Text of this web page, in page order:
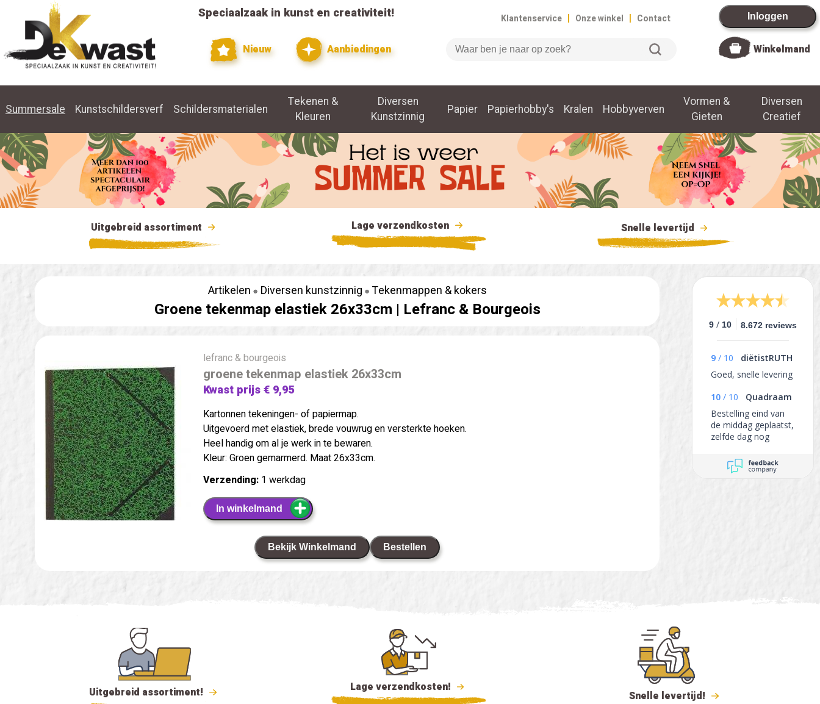
Speciaalzaak in kunst en creativiteit!
Nieuw Aanbiedingen
Klantenservice | Onze winkel | Contact
Zoeken
Inloggen
Winkelmand
Summersale Kunstschildersverf Schildersmaterialen
Tekenen &
Kleuren
Diversen
Kunstzinnig
Papier Papierhobby's Kralen Hobbyverven
Vormen &
Gieten
Diversen
Creatief
Uitgebreid assortiment Lage verzendkosten Snelle levertijd
9 / 10 8.672 reviews
9 / 10
diëtistRUTH
Goed, snelle levering
10 / 10
Quadraam
Bestelling eind van
de middag geplaatst,
zelfde dag nog
volgende dag al in
huis.
Artikelen Diversen kunstzinnig Tekenmappen & kokers
Groene tekenmap elastiek 26x33cm | Lefranc & Bourgeois
lefranc & bourgeois
groene tekenmap elastiek 26x33cm
Kwast prijs € 9,95
Kartonnen tekeningen- of papiermap.
Uitgevoerd met elastiek, brede vouwrug en versterkte hoeken.
Heel handig om al je werk in te bewaren.
Kleur: Groen gemarmerd. Maat 26x33cm.
Verzending: 1 werkdag
In winkelmand
Bekijk Winkelmand Bestellen
Uitgebreid assortiment! Lage verzendkosten!
Snelle levertijd!